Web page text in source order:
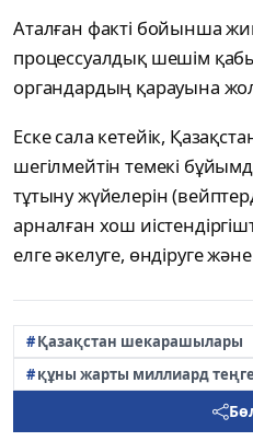
Аталған факті бойынша
процессуалдық шешім
органдардың қарауына
Еске сала кетейік,
шегілмейтін темекі
тұтыну жүйелерін
арналған хош
елге әкелуге, өндіруге
Қазақстан шекарашылары
құны жарты миллиард теңге